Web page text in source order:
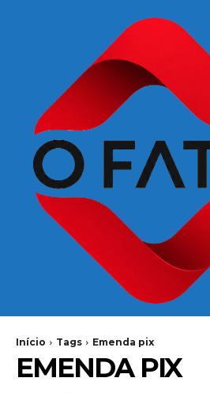
Início Tags Emenda pix
EMENDA PIX